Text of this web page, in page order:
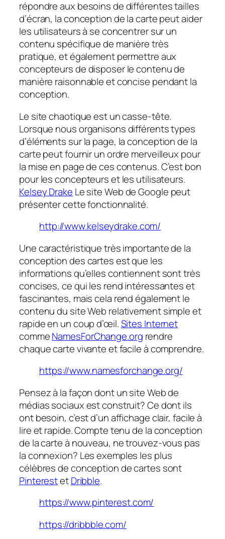
répondre aux besoins de différentes tailles
d’écran, la conception de la carte peut aider
les utilisateurs à se concentrer sur un
contenu spécifique de manière très
pratique, et également permettre aux
concepteurs de disposer le contenu de
manière raisonnable et concise pendant la
conception.
Le site chaotique est un casse-tête.
Lorsque nous organisons différents types
d’éléments sur la page, la conception de la
carte peut fournir un ordre merveilleux pour
la mise en page de ces contenus. C’est bon
pour les concepteurs et les utilisateurs.
Kelsey Drake Le site Web de Google peut
présenter cette fonctionnalité.
http://www.kelseydrake.com/
Une caractéristique très importante de la
conception des cartes est que les
informations qu’elles contiennent sont très
concises, ce qui les rend intéressantes et
fascinantes, mais cela rend également le
contenu du site Web relativement simple et
rapide en un coup d’œil.Sites Internet
commeNamesForChange.org rendre
chaque carte vivante et facile à comprendre.
https://www.namesforchange.org/
Pensez à la façon dont un site Web de
médias sociaux est construit? Ce dont ils
ont besoin, c’est d’un affichage clair, facile à
lire et rapide. Compte tenu de la conception
de la carte à nouveau, ne trouvez-vous pas
la connexion? Les exemples les plus
célèbres de conception de cartes sont
PinterestetDribble.
https://www.pinterest.com/
https://dribbble.com/